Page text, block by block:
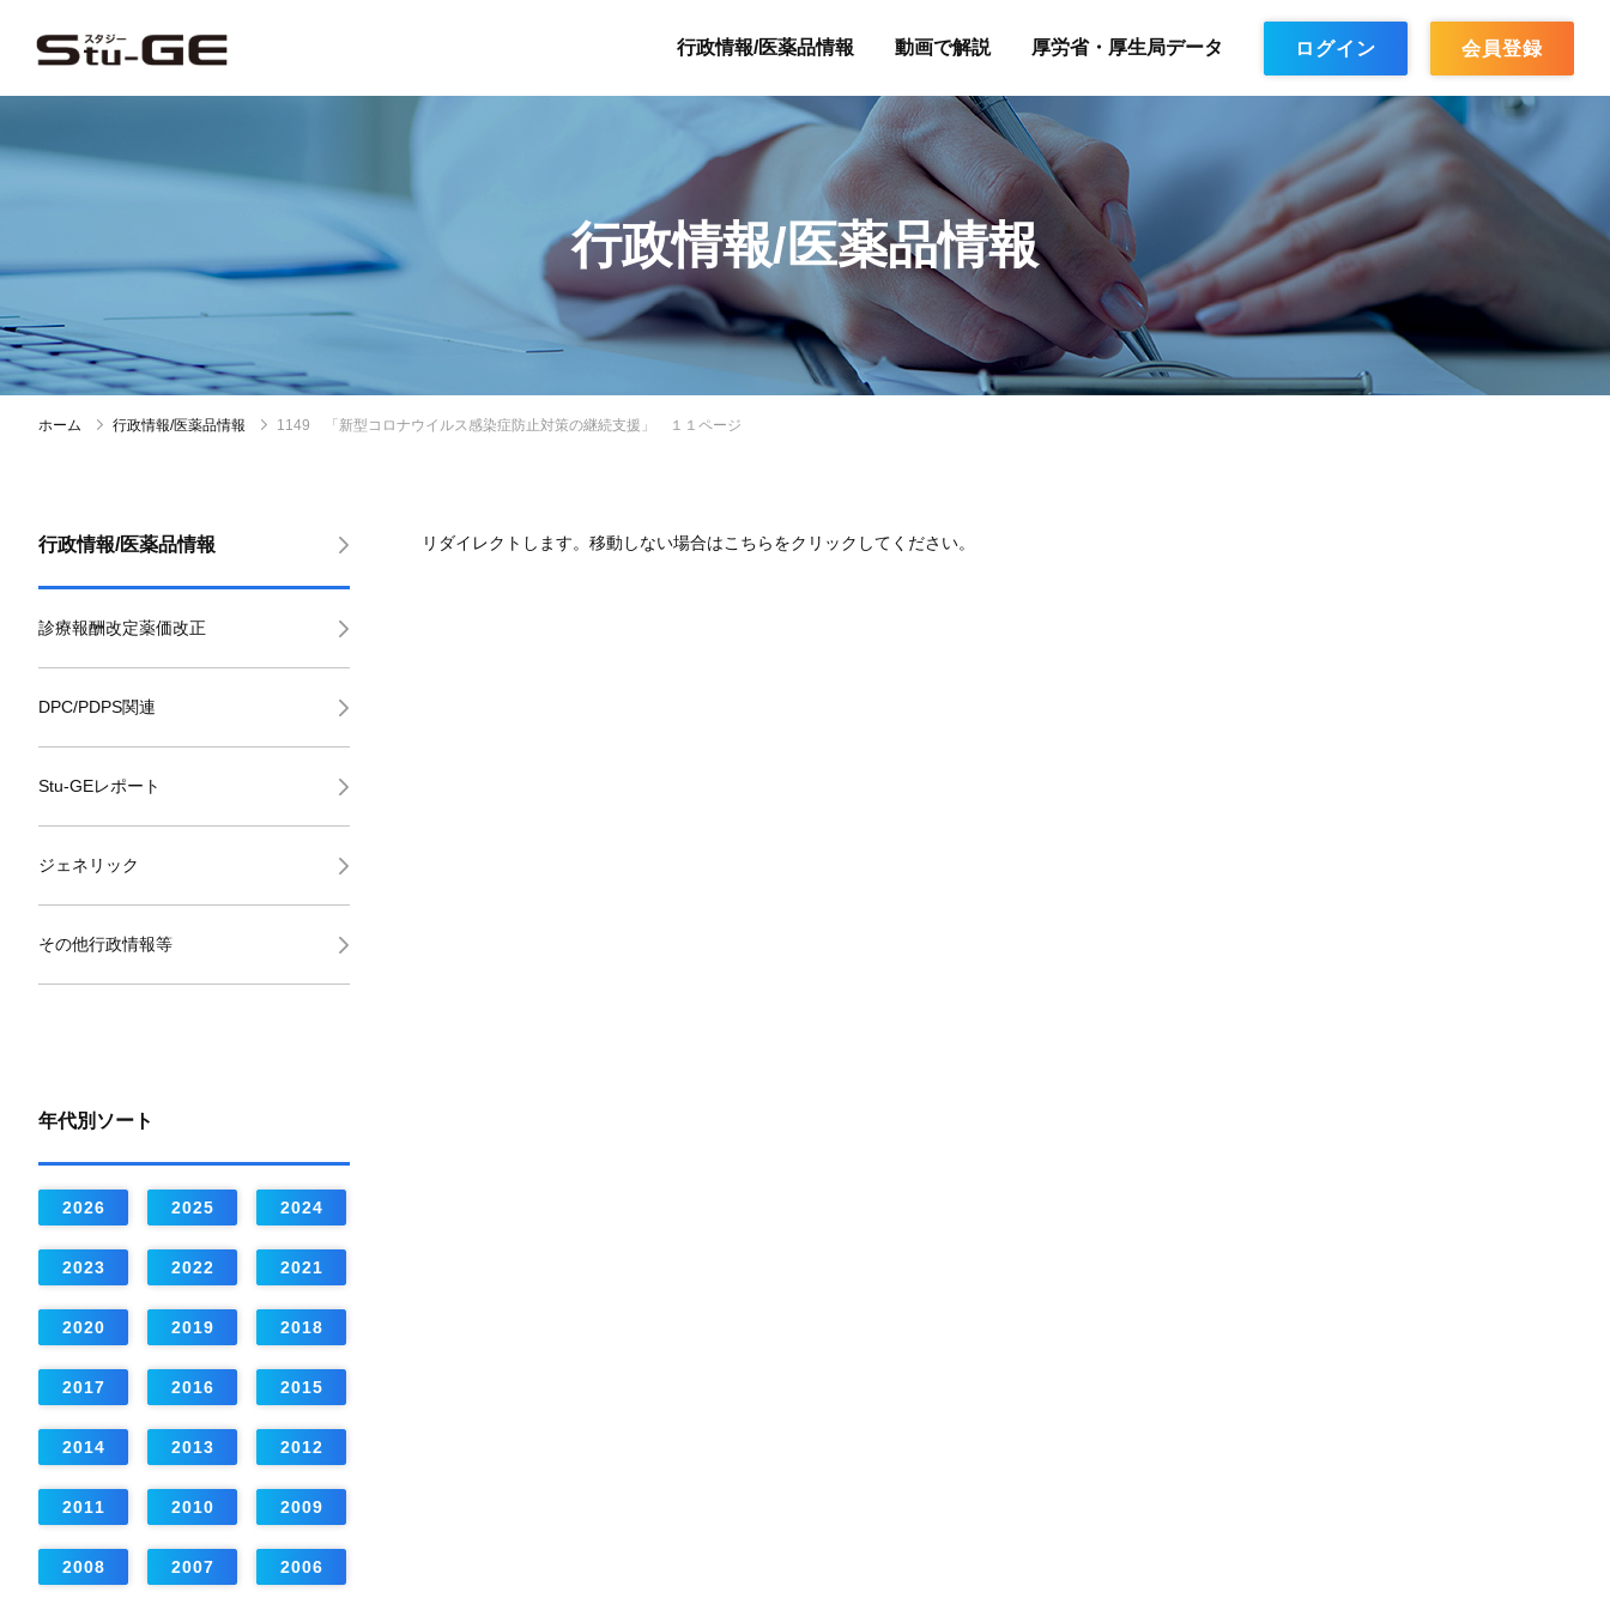
行政情報/医薬品情報 動画で解説 厚労省・厚生局データ ログイン 会員登録
行政情報/医薬品情報
ホーム 行政情報/医薬品情報 1149 「新型コロナウイルス感染症防止対策の継続支援」 １１ページ
リダイレクトします。移動しない場合はこちらをクリックしてください。
行政情報/医薬品情報
診療報酬改定薬価改正
DPC/PDPS関連
Stu-GEレポート
ジェネリック
その他行政情報等
年代別ソート
2026 2025 2024
2023 2022 2021
2020 2019 2018
2017 2016 2015
2014 2013 2012
2011 2010 2009
2008 2007 2006